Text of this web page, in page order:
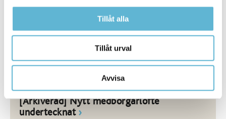
Tillåt alla
Tillåt urval
Avvisa
en av Sveriges största blåkäft. När Fredrik
djuphavsfiskar ... att hauppsikt
upp. Jag får
[Arkiverad] Nytt medborgarlöfte
undertecknat